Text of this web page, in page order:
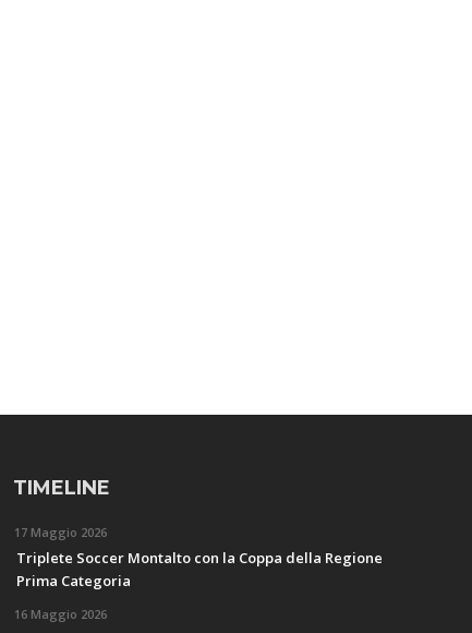
TIMELINE
17 Maggio 2026
Triplete Soccer Montalto con la Coppa della Regione
Prima Categoria
16 Maggio 2026